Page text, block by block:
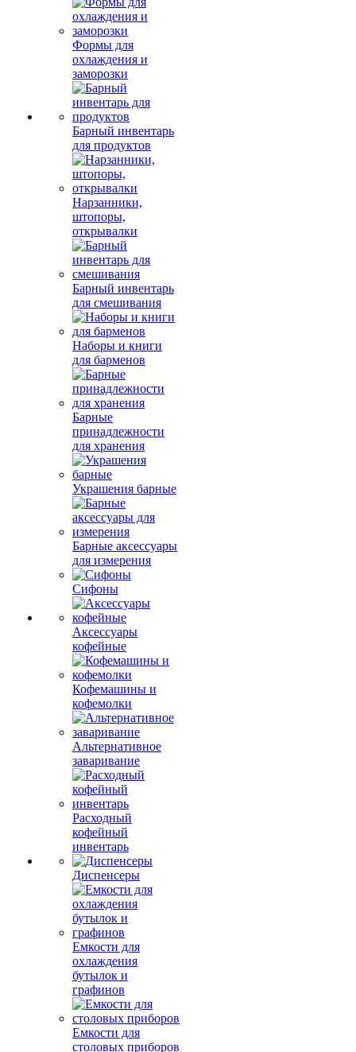
Формы для
охлаждения и
заморозки
Барный инвентарь
для продуктов
Нарзанники,
штопоры,
открывалки
Барный инвентарь
для смешивания
Наборы и книги
для барменов
Барные
принадлежности
для хранения
Украшения барные
Барные аксессуары
для измерения
Сифоны
Аксессуары
кофейные
Кофемашины и
кофемолки
Альтернативное
заваривание
Расходный
кофейный
инвентарь
Диспенсеры
Емкости для
охлаждения
бутылок и
графинов
Емкости для
столовых приборов